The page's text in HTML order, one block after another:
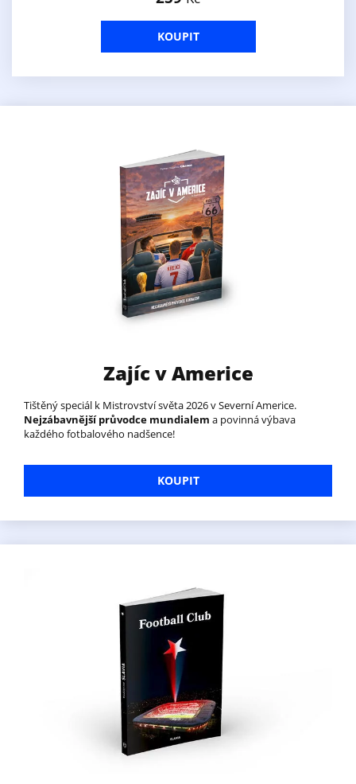
KOUPIT
Zajíc v Americe
Tištěný speciál k Mistrovství světa 2026 v Severní Americe.
Nejzábavnější průvodce mundialem a povinná výbava
každého fotbalového nadšence!
KOUPIT